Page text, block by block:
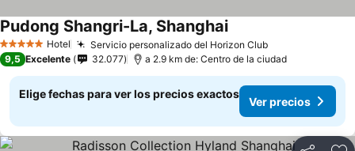
5 Estrellas Hotel Servicio personalizado del Horizon Club
Pudong Shangri-La, Shanghai
9,5 Excelente 32.077 a 2.9 km de: Centro de la ciudad
Elige fechas para ver los precios exactos
Ver precios